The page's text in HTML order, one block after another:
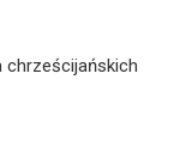
chrześcijańskich